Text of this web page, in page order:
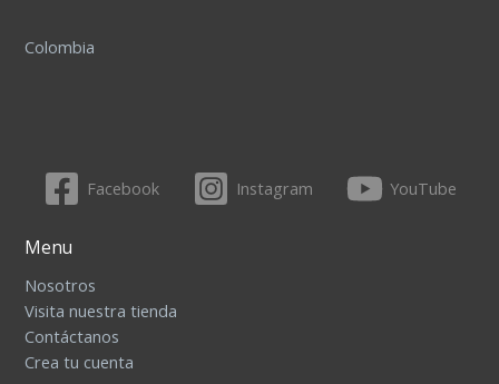
Colombia
Facebook Instagram YouTube
Menu
Nosotros
Visita nuestra tienda
Contáctanos
Crea tu cuenta